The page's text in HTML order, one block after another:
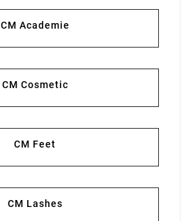
CM Academie
CM Cosmetic
CM Feet
CM Lashes